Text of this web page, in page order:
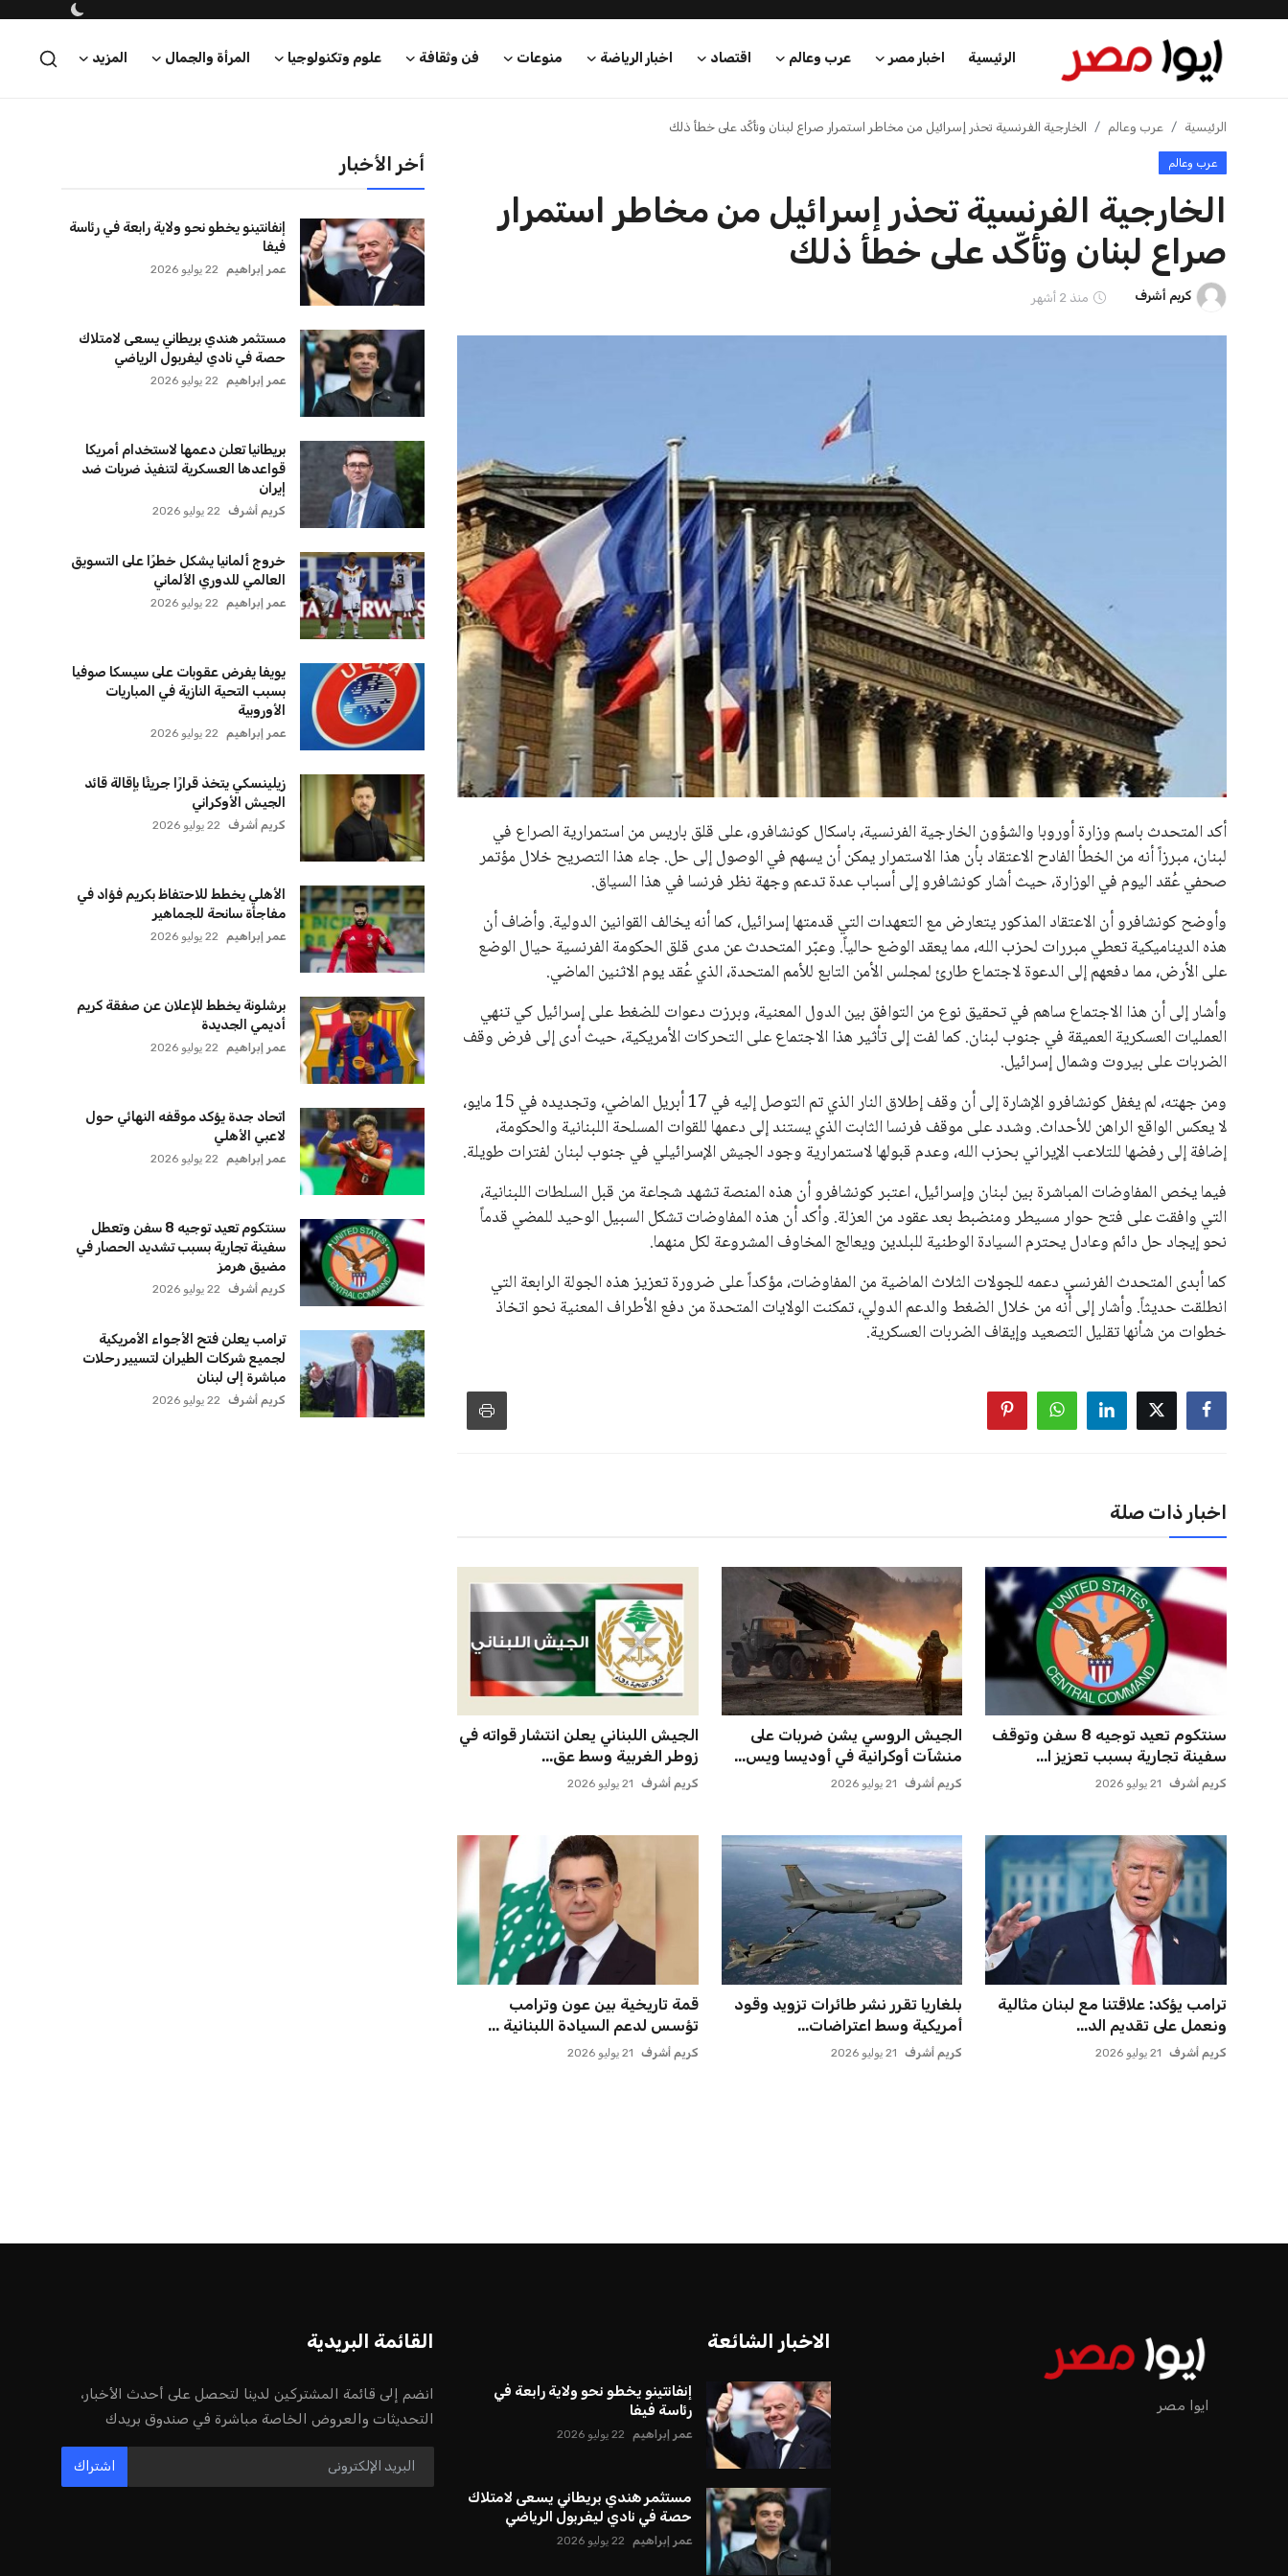
الرئيسية اخبار مصر عرب وعالم اقتصاد اخبار الرياضة منوعات فن وثقافة علوم وتكنولوجيا المرأة والجمال المزيد
الرئيسية
اخبار مصر
عرب وعالم
اخبار الرياضة
الرئيسية عرب وعالم الخارجية الفرنسية تحذر إسرائيل من مخاطر استمرار صراع لبنان وتأكّد على خطأ ذلك
عرب وعالم
الخارجية الفرنسية تحذر إسرائيل من مخاطر استمرار
صراع لبنان وتأكّد على خطأ ذلك
كريم أشرف منذ 2 أشهر
أكد المتحدث باسم وزارة أوروبا والشؤون الخارجية الفرنسية، باسكال كونشافرو، على قلق باريس من استمرارية الصراع في
لبنان، مبرزاً أنه من الخطأ الفادح الاعتقاد بأن هذا الاستمرار يمكن أن يسهم في الوصول إلى حل. جاء هذا التصريح خلال مؤتمر
صحفي عُقد اليوم في الوزارة، حيث أشار كونشافرو إلى أسباب عدة تدعم وجهة نظر فرنسا في هذا السياق.
وأوضح كونشافرو أن الاعتقاد المذكور يتعارض مع التعهدات التي قدمتها إسرائيل، كما أنه يخالف القوانين الدولية. وأضاف أن
هذه الديناميكية تعطي مبررات لحزب الله، مما يعقد الوضع حالياً. وعبّر المتحدث عن مدى قلق الحكومة الفرنسية حيال الوضع
على الأرض، مما دفعهم إلى الدعوة لاجتماع طارئ لمجلس الأمن التابع للأمم المتحدة، الذي عُقد يوم الاثنين الماضي.
وأشار إلى أن هذا الاجتماع ساهم في تحقيق نوع من التوافق بين الدول المعنية، وبرزت دعوات للضغط على إسرائيل كي تنهي
العمليات العسكرية العميقة في جنوب لبنان. كما لفت إلى تأثير هذا الاجتماع على التحركات الأمريكية، حيث أدى إلى فرض وقف
الضربات على بيروت وشمال إسرائيل.
ومن جهته، لم يغفل كونشافرو الإشارة إلى أن وقف إطلاق النار الذي تم التوصل إليه في 17 أبريل الماضي، وتجديده في 15 مايو،
لا يعكس الواقع الراهن للأحداث. وشدد على موقف فرنسا الثابت الذي يستند إلى دعمها للقوات المسلحة اللبنانية والحكومة،
إضافة إلى رفضها للتلاعب الإيراني بحزب الله، وعدم قبولها لاستمرارية وجود الجيش الإسرائيلي في جنوب لبنان لفترات طويلة.
فيما يخص المفاوضات المباشرة بين لبنان وإسرائيل، اعتبر كونشافرو أن هذه المنصة تشهد شجاعة من قبل السلطات اللبنانية،
التي وافقت على فتح حوار مسيطر ومنضبط بعد عقود من العزلة. وأكد أن هذه المفاوضات تشكل السبيل الوحيد للمضي قدماً
نحو إيجاد حل دائم وعادل يحترم السيادة الوطنية للبلدين ويعالج المخاوف المشروعة لكل منهما.
كما أبدى المتحدث الفرنسي دعمه للجولات الثلاث الماضية من المفاوضات، مؤكداً على ضرورة تعزيز هذه الجولة الرابعة التي
انطلقت حديثاً. وأشار إلى أنه من خلال الضغط والدعم الدولي، تمكنت الولايات المتحدة من دفع الأطراف المعنية نحو اتخاذ
خطوات من شأنها تقليل التصعيد وإيقاف الضربات العسكرية.
اخبار ذات صلة
سنتكوم تعيد توجيه 8 سفن وتوقف
سفينة تجارية بسبب تعزيز ا...
كريم أشرف 21 يوليو 2026
الجيش الروسي يشن ضربات على
منشآت أوكرانية في أوديسا ويس...
كريم أشرف 21 يوليو 2026
الجيش اللبناني يعلن انتشار قواته في
زوطر الغربية وسط عق...
كريم أشرف 21 يوليو 2026
ترامب يؤكد: علاقتنا مع لبنان مثالية
ونعمل على تقديم الد...
كريم أشرف 21 يوليو 2026
بلغاريا تقرر نشر طائرات تزويد وقود
أمريكية وسط اعتراضات...
كريم أشرف 21 يوليو 2026
قمة تاريخية بين عون وترامب
تؤسس لدعم السيادة اللبنانية ...
كريم أشرف 21 يوليو 2026
أخر الأخبار
إنفانتينو يخطو نحو ولاية رابعة في رئاسة
فيفا
عمر إبراهيم 22 يوليو 2026
مستثمر هندي بريطاني يسعى لامتلاك
حصة في نادي ليفربول الرياضي
عمر إبراهيم 22 يوليو 2026
بريطانيا تعلن دعمها لاستخدام أمريكا
قواعدها العسكرية لتنفيذ ضربات ضد
إيران
كريم أشرف 22 يوليو 2026
خروج ألمانيا يشكل خطرًا على التسويق
العالمي للدوري الألماني
عمر إبراهيم 22 يوليو 2026
يويفا يفرض عقوبات على سيسكا صوفيا
بسبب التحية النازية في المباريات
الأوروبية
عمر إبراهيم 22 يوليو 2026
زيلينسكي يتخذ قرارًا جريئًا بإقالة قائد
الجيش الأوكراني
كريم أشرف 22 يوليو 2026
الأهلي يخطط للاحتفاظ بكريم فؤاد في
مفاجأة سانحة للجماهير
عمر إبراهيم 22 يوليو 2026
برشلونة يخطط للإعلان عن صفقة كريم
أديمي الجديدة
عمر إبراهيم 22 يوليو 2026
اتحاد جدة يؤكد موقفه النهائي حول
لاعبي الأهلي
عمر إبراهيم 22 يوليو 2026
سنتكوم تعيد توجيه 8 سفن وتعطل
سفينة تجارية بسبب تشديد الحصار في
مضيق هرمز
كريم أشرف 22 يوليو 2026
ترامب يعلن فتح الأجواء الأمريكية
لجميع شركات الطيران لتسيير رحلات
مباشرة إلى لبنان
كريم أشرف 22 يوليو 2026
إنفانتينو يخطو نحو ولاية رابعة في رئاسة فيفا
عمر إبراهيم
عمر إبراهيم 22 يوليو 2026
مستثمر هندي بريطاني يسعى لامتلاك
حصة في نادي ليفربول الرياضي